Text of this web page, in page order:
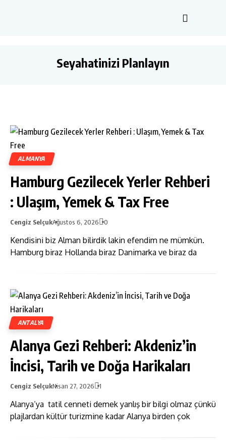
Seyahatinizi Planlayın
ALMANYA
Hamburg Gezilecek Yerler Rehberi
: Ulaşım, Yemek & Tax Free
Cengiz SelçukAğustos 6, 2026 0
Kendisini biz Alman bilirdik lakin efendim ne mümkün.
Hamburg biraz Hollanda biraz Danimarka ve biraz da
ANTALYA
Alanya Gezi Rehberi: Akdeniz’in
İncisi, Tarih ve Doğa Harikaları
Cengiz SelçukNisan 27, 2026 1
Alanya’ya tatil cenneti demek yanlış bir bilgi olmaz çünkü
plajlardan kültür turizmine kadar Alanya birden çok